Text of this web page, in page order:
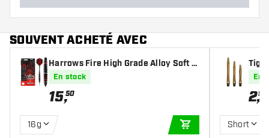
SOUVENT ACHETÉ AVEC
Harrows Fire High Grade Alloy Soft Ti
p - Fléchettes pointe Plastique
En stock
15,50
16g
AJOUTER AU
En
2,95
Short